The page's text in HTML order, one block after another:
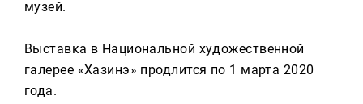
музей.
Выставка в Национальной художественной
галерее «Хазинэ» продлится по 1 марта 2020
года.